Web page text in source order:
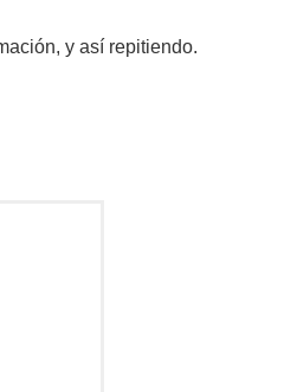
y así repitiendo.